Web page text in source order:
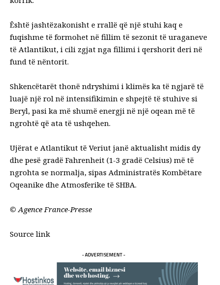
Është jashtëzakonisht e rrallë që një stuhi kaq e
fuqishme të formohet në fillim të sezonit të uraganeve
të Atlantikut, i cili zgjat nga fillimi i qershorit deri në
fund të nëntorit.
Shkencëtarët thonë ndryshimi i klimës ka të ngjarë të
luajë një rol në intensifikimin e shpejtë të stuhive si
Beryl, pasi ka më shumë energji në një oqean më të
ngrohtë që ata të ushqehen.
Ujërat e Atlantikut të Veriut janë aktualisht midis dy
dhe pesë gradë Fahrenheit (1-3 gradë Celsius) më të
ngrohta se normalja, sipas Administratës Kombëtare
Oqeanike dhe Atmosferike të SHBA.
© Agence France-Presse
Source link
- ADVERTISEMENT -